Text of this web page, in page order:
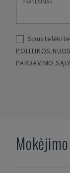
POLITIKOS
PARDAVIMO